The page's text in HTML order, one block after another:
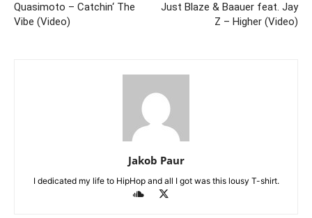
Quasimoto – Catchin‘ The
Vibe (Video)
Just Blaze & Baauer feat. Jay
Z – Higher (Video)
Jakob Paur
I dedicated my life to HipHop and all I got was this lousy T-shirt.